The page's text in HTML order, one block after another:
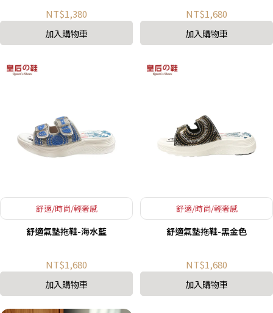
NT$1,380
加入購物車
NT$1,680
加入購物車
舒適/時尚/輕奢感
舒適氣墊拖鞋-海水藍
NT$1,680
加入購物車
舒適/時尚/輕奢感
舒適氣墊拖鞋-黑金色
NT$1,680
加入購物車